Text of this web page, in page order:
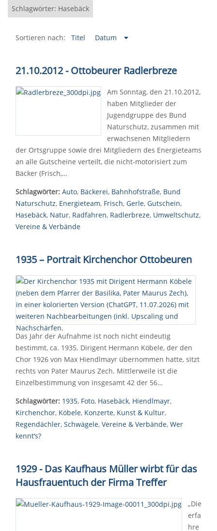
Schlagwörter: Hasebäck
Sortieren nach: Titel Datum
21.10.2012 - Ottobeurer Radlerbreze
Am Sonntag, den 21.10.2012,
haben Mitglieder der
Jugendgruppe des Bund
Naturschutz, zusammen mit
erwachsenen Mitgliedern
der Ortsgruppe sowie drei Mitgliedern des Energieteams
an alle Gutscheine verteilt, die nicht-motorisiert zum
Bäcker (Frisch,…
Schlagwörter: Auto, Bäckerei, Bahnhofstraße, Bund
Naturschutz, Energieteam, Frisch, Gerle, Gutschein,
Hasebäck, Natur, Radfahren, Radlerbreze, Umweltschutz,
Vereine & Verbände
1935– Portrait Kirchenchor Ottobeuren
Das Jahr der Aufnahme ist noch nicht eindeutig
bestimmt, ca. 1935. Dirigent Hermann Köbele, der den
Chor 1926 von Max Hiendlmayr übernommen hatte, sitzt
rechts von Pater Maurus Zech. Mittlerweile ist die
Einzelbestimmung von insgesamt 42 der 56…
Schlagwörter: 1935, Foto, Hasebäck, Hiendlmayr,
Kirchenchor, Köbele, Konzerte, Kunst & Kultur,
Regendächler, Schwägele, Vereine & Verbände, Wer
kennt‘s?
1929 - Das Kaufhaus Müller wirbt für das
Hausfrauentuch der Firma Treffer
„Die
erfa
hre